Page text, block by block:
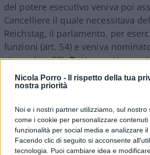
Nicola Porro -
Il rispetto della tua
nostra priorità
Noi e i nostri partner utilizziamo, sul nostro
come i cookie per personalizzare
funzionalità per social media e analizzare il
Facendo clic di seguito si acconsente
tecnologia. Puoi cambiare idea e
del potere esecutivo veniva poi
Cancelliere il quale necessitava
Reichstag, il parlamento, per
funzioni (art. 54) e veniva
stesso (art. 53).Tutto
nostro ordinamento
cancelliere determinava l’indirizzo
possedere nessun potere
proprio come il presidente del
italiano.